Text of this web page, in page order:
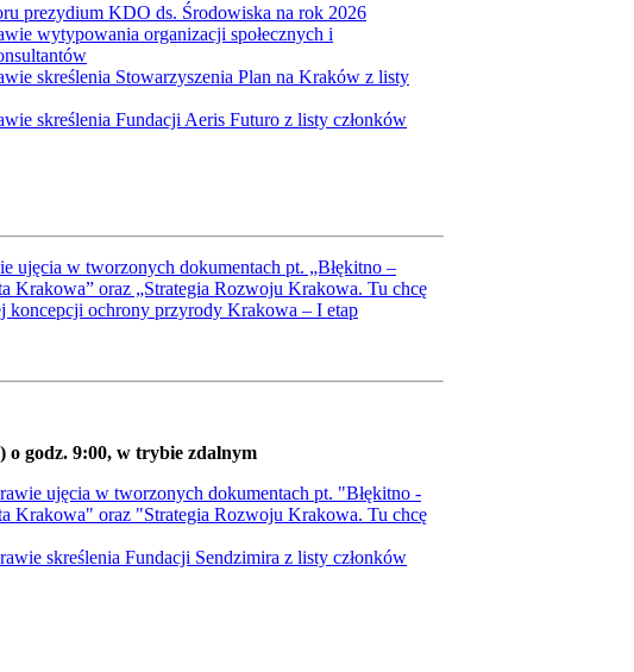
prezydium KDO ds. Środowiska na rok 2026
wytypowania organizacji społecznych i
skreślenia Stowarzyszenia Plan na Kraków z listy
skreślenia Fundacji Aeris Futuro z listy członków
ujęcia w tworzonych dokumentach pt. „Błękitno –
Krakowa” oraz „Strategia Rozwoju Krakowa. Tu chcę
koncepcji ochrony przyrody Krakowa – I etap
o godz. 9:00, w trybie zdalnym
ujęcia w tworzonych dokumentach pt. "Błękitno -
Krakowa" oraz "Strategia Rozwoju Krakowa. Tu chcę
skreślenia Fundacji Sendzimira z listy członków